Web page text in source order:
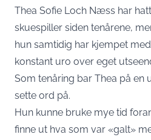
Thea Sofie Loch Næss har
skuespiller siden tenårene,
hun samtidig har kjempet
konstant uro over eget
Som tenåring bar Thea på en
sette ord på.
Hun kunne bruke mye tid
finne ut hva som var «galt»